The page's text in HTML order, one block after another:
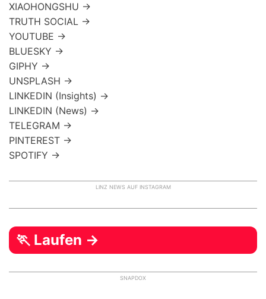
XIAOHONGSHU →
TRUTH SOCIAL →
YOUTUBE →
BLUESKY →
GIPHY →
UNSPLASH →
LINKEDIN (Insights) →
LINKEDIN (News) →
TELEGRAM →
PINTEREST →
SPOTIFY →
LINZ NEWS AUF INSTAGRAM
🏃 Laufen →
SNAPDOX